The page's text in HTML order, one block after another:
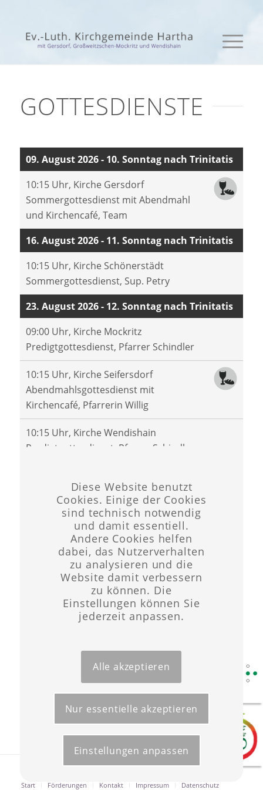
GOTTESDIENSTE
09. August 2026 - 10. Sonntag nach Trinitatis
10:15 Uhr, Kirche Gersdorf
Sommergottesdienst mit Abendmahl
und Kirchencafé, Team
16. August 2026 - 11. Sonntag nach Trinitatis
10:15 Uhr, Kirche Schönerstädt
Sommergottesdienst, Sup. Petry
23. August 2026 - 12. Sonntag nach Trinitatis
09:00 Uhr, Kirche Mockritz
Predigtgottesdienst, Pfarrer Schindler
10:15 Uhr, Kirche Seifersdorf
Abendmahlsgottesdienst mit
Kirchencafé, Pfarrerin Willig
10:15 Uhr, Kirche Wendishain
Predigtgottesdienst, Pfarrer Schindler
10:15 Uhr, Kirche Hartha
Familiengottesdienst zum Schuljahresbeginn
mit Vorstellung der
Kirchenvorstandskandidaten, Team
06. September 2026 - 14. Sonntag nach
Trinitatis
09:00 Uhr, Kirche Gersdorf
Predigtgottesdienst, Pfarrerin Willig
09:00 Uhr, Kirche Großweitzschen
Predigtgottesdienst, Pfarrer Schindler
10:15 Uhr, Kirche Seifersdorf
Predigtgottesdienst, Pfarrerin Willig
Start
Förderungen Kontakt Impressum Datenschutz
Diese Website benutzt
Cookies. Einige der Cookies
sind technisch notwendig
und damit essentiell.
Andere Cookies helfen
dabei, das Nutzerverhalten
zu analysieren und die
Website damit verbessern
zu können. Die
Einstellungen können Sie
jederzeit anpassen.
Alle akzeptieren
Nur essentielle akzeptieren
Einstellungen anpassen